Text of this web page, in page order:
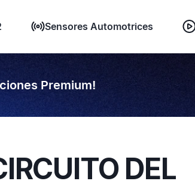
Sensores Automotrices
Premium!
DEL